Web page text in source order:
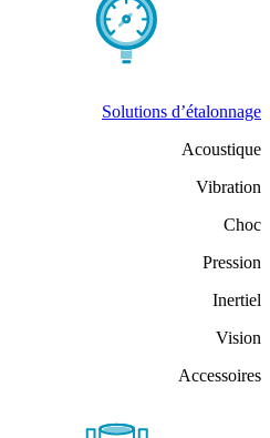
Solutions d’étalonnage
Acoustique
Vibration
Choc
Pression
Inertiel
Vision
Accessoires